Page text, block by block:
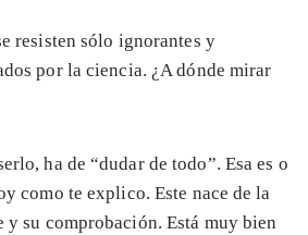
resisten sólo ignorantes y
por la ciencia. ¿A dónde mirar
ha de “dudar de todo”. Esa es o
como te explico. Este nace de la
su comprobación. Está muy bien